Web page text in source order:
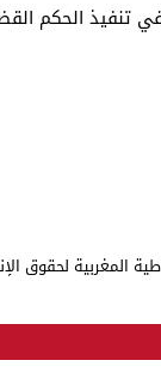
تنفيذ الحكم
المغربية لحقوق